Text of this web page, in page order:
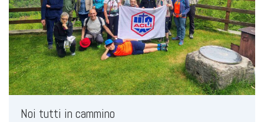
Noi tutti in cammino